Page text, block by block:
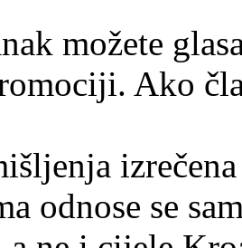
možete
Ako
odnose se